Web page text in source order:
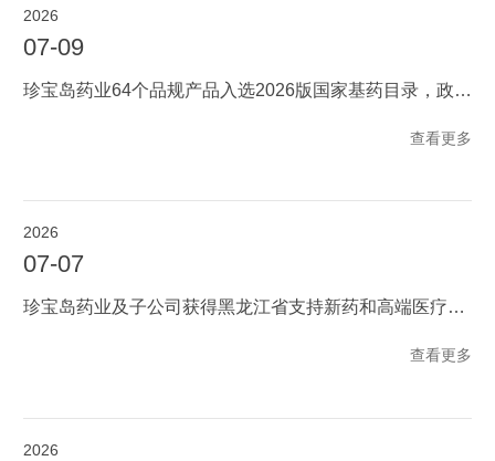
2026
07-09
珍宝岛药业64个品规产品入选2026版国家基药目录，政策红利释放发展新动能
查看更多
2026
07-07
珍宝岛药业及子公司获得黑龙江省支持新药和高端医疗器械研发创新等多项奖励
查看更多
2026